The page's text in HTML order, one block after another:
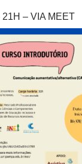
21H – VIA MEET